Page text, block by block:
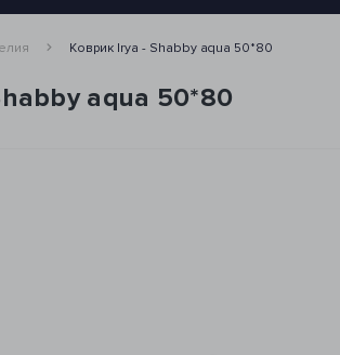
Коврик Irya - Shabby aqua 50*80
aqua 50*80